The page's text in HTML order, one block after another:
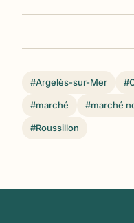
#Argelès-sur-Mer
#marché #marché
#Roussillon